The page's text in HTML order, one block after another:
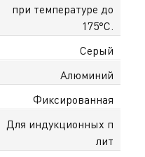
при температуре до
175°С.
Серый
Алюминий
Фиксированная
Для индукционных п
лит